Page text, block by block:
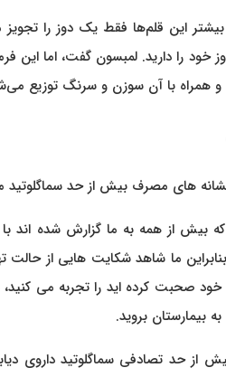
خود را دارید. لمبسون گفت، اما
همراه با آن سوزن و سرنگ توزیع
های مصرف بیش از حد
بیش از همه به ما گزارش شده اند
ما شاهد شکایت هایی از حالت
صحبت کرده اید را تجربه می
به بیمارستان بروید.